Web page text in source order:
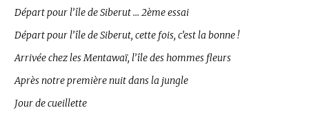
Départ pour l’île de Siberut … 2ème essai
Départ pour l’île de Siberut, cette fois, c’est la bonne !
Arrivée chez les Mentawaï, l’île des hommes fleurs
Après notre première nuit dans la jungle
Jour de cueillette